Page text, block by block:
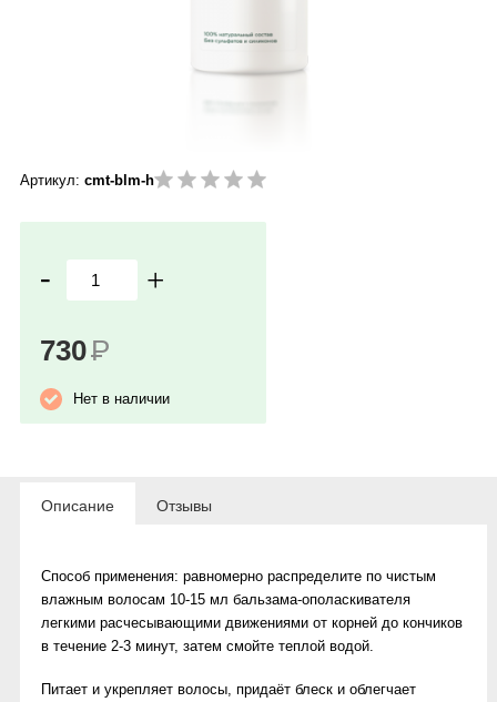
Артикул: cmt-blm-h
- +
730Р
Нет в наличии
Описание Отзывы
Способ применения: равномерно распределите по чистым
влажным волосам 10-15 мл бальзама-ополаскивателя
легкими расчесывающими движениями от корней до кончиков
в течение 2-3 минут, затем смойте теплой водой.
Питает и укрепляет волосы, придаёт блеск и облегчает